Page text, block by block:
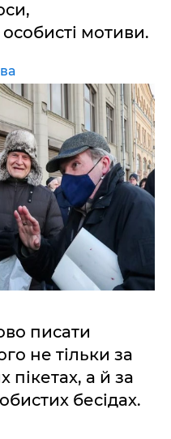
мотиви.
писати
не тільки за
пікетах, а й за
бесідах.